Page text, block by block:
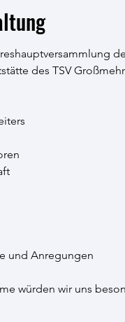
des TSV
und Anregungen
würden wir uns